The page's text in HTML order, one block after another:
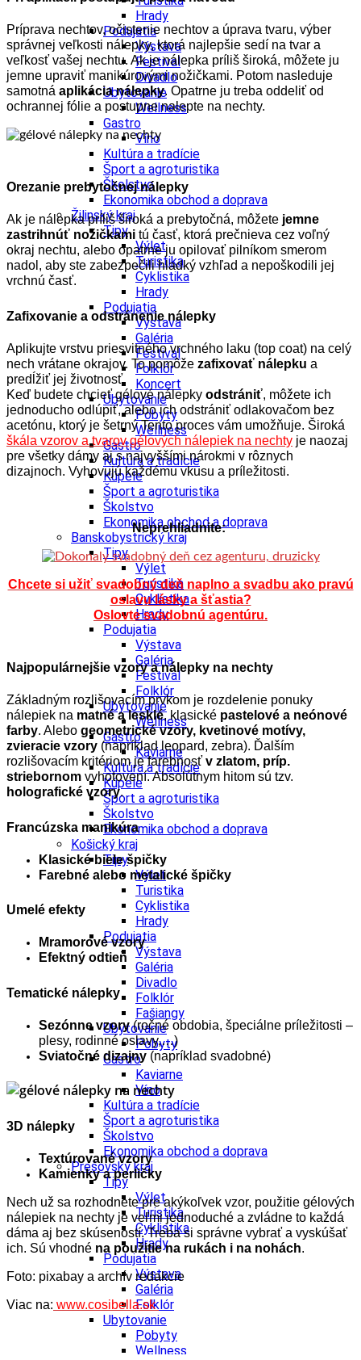
Hrady
Podujatia
Výstava
Festival
Divadlo
Ubytovanie
Wellness
Gastro
Víno
Kultúra a tradície
Šport a agroturistika
Školstvo
Ekonomika obchod a doprava
Žilinský kraj
Tipy
Výlet
Turistika
Cyklistika
Hrady
Podujatia
Výstava
Galéria
Festival
Folklór
Koncert
Ubytovanie
Pobyty
Wellness
Gastro
Kultúra a tradície
Kúpele
Šport a agroturistika
Školstvo
Ekonomika obchod a doprava
Banskobystrický kraj
Tipy
Výlet
Turistika
Cyklistika
Hrady
Podujatia
Výstava
Galéria
Festival
Folklór
Ubytovanie
Wellness
Gastro
Kaviarne
Kultúra a tradície
Kúpele
Šport a agroturistika
Školstvo
Ekonomika obchod a doprava
Košický kraj
Tipy
Výlet
Turistika
Cyklistika
Hrady
Podujatia
Výstava
Galéria
Divadlo
Folklór
Fašiangy
Ubytovanie
Pobyty
Gastro
Kaviarne
Víno
Kultúra a tradície
Šport a agroturistika
Školstvo
Ekonomika obchod a doprava
Prešovský kraj
Tipy
Výlet
Turistika
Cyklistika
Hrady
Podujatia
Výstava
Galéria
Folklór
Ubytovanie
Pobyty
Wellness
Príprava nechtov, očistenie nechtov a úprava tvaru, výber
správnej veľkosti nálepky, ktorá najlepšie sedí na tvar a
veľkosť vašej nechtu. Ak je nálepka príliš široká, môžete ju
jemne upraviť manikúrovými nožičkami. Potom nasleduje
samotná aplikácia nálepky. Opatrne ju treba oddeliť od
ochrannej fólie a postupne nalepte na nechty.
Orezanie prebytočnej nálepky
Ak je nálepka príliš široká a prebytočná, môžete jemne
zastrihnúť nožičkami tú časť, ktorá prečnieva cez voľný
okraj nechtu, alebo opatrne ju opilovať pilníkom smerom
nadol, aby ste zabezpečili hladký vzhľad a nepoškodili jej
vrchnú časť.
Zafixovanie a odstránenie nálepky
Aplikujte vrstvu priesvitného vrchného laku (top coat) na celý
nech vrátane okrajov. To pomôže zafixovať nálepku a
predĺžiť jej životnosť.
Keď budete chcieť gélové nálepky odstrániť, môžete ich
jednoducho odlúpiť, alebo ich odstrániť odlakovačom bez
acetónu, ktorý je šetrnýTento proces vám umožňuje. Široká
škála vzorov a tvarov gélových nálepiek na nechty je naozaj
pre všetky dámy aj s najvyššími nárokmi v rôznych
dizajnoch. Vyhovujú každému vkusu a príležitosti.
Neprehliadnite:
Chcete si užiť svadobný deň naplno a svadbu ako pravú
oslavu lásky a šťastia?
Oslovte svadobnú agentúru.
Najpopulárnejšie vzory a nálepky na nechty
Základným rozlišovacím prvkom je rozdelenie ponuky
nálepiek na matné a lesklé, klasické pastelové a neónové
farby. Alebo geometrické vzory, kvetinové motívy,
zvieracie vzory (napríklad leopard, zebra). Ďalším
rozlišovacím kritériom je farebnosť v zlatom, príp.
striebornom vyhotovení. Absolútnym hitom sú tzv.
holografické vzory.
Francúzska manikúra
Klasické biele špičky
Farebné alebo metalické špičky
Umelé efekty
Mramorové vzory
Efektný odtieň
Tematické nálepky
Sezónne vzory(ročné obdobia, špeciálne príležitosti –
plesy, rodinné oslavy,…)
Sviatočné dizajny (napríklad svadobné)
3D nálepky
Textúrované vzory
Kamienky a perličky
Nech už sa rozhodnete pre akýkoľvek vzor, použitie gélových
nálepiek na nechty je veľmi jednoduché a zvládne to každá
dáma aj bez skúseností. Treba si správne vybrať a vyskúšať
ich. Sú vhodné na použitie na rukách i na nohách.
Foto: pixabay a archív redakcie
Viac na: www.cosibella.sk